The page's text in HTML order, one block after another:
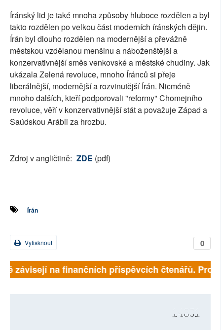
Íránský lid je také mnoha způsoby hluboce rozdělen a byl
takto rozdělen po velkou část moderních íránských dějin.
Írán byl dlouho rozdělen na modernější a převážně
městskou vzdělanou menšinu a náboženštější a
konzervativnější směs venkovské a městské chudiny. Jak
ukázala Zelená revoluce, mnoho Íránců si přeje
liberálnější, modernější a rozvinutější Írán. Nicméně
mnoho dalších, kteří podporovali "reformy" Chomejního
revoluce, věří v konzervativnější stát a považuje Západ a
Saúdskou Arábii za hrozbu.
Zdroj v angličtině: ZDE (pdf)
Írán
0
Vytisknout
závisejí na finančních příspěvcích čtenářů.
14851